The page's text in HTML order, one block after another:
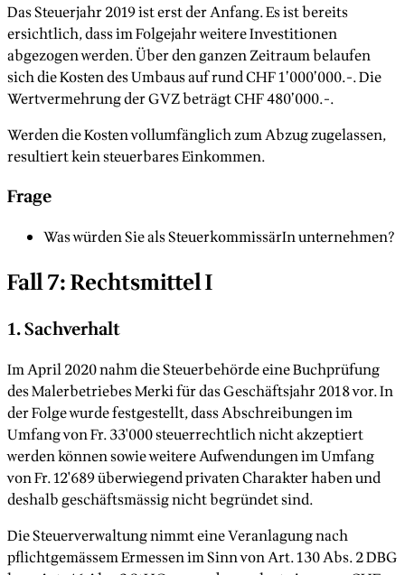
Das Steuerjahr 2019 ist erst der Anfang. Es ist bereits
ersichtlich, dass im Folgejahr weitere Investitionen
abgezogen werden. Über den ganzen Zeitraum belaufen
sich die Kosten des Umbaus auf rund CHF 1’000’000.-. Die
Wertvermehrung der GVZ beträgt CHF 480’000.-.
Werden die Kosten vollumfänglich zum Abzug zugelassen,
resultiert kein steuerbares Einkommen.
Frage
Was würden Sie als SteuerkommissärIn unternehmen?
Fall 7: Rechtsmittel I
1. Sachverhalt
Im April 2020 nahm die Steuerbehörde eine Buchprüfung
des Malerbetriebes Merki für das Geschäftsjahr 2018 vor. In
der Folge wurde festgestellt, dass Abschreibungen im
Umfang von Fr. 33'000 steuerrechtlich nicht akzeptiert
werden können sowie weitere Aufwendungen im Umfang
von Fr. 12'689 überwiegend privaten Charakter haben und
deshalb geschäftsmässig nicht begründet sind.
Die Steuerverwaltung nimmt eine Veranlagung nach
pflichtgemässem Ermessen im Sinn von Art. 130 Abs. 2 DBG